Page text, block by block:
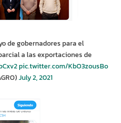
de gobernadores para el
a las exportaciones de
pic.twitter.com/KbO3zousBo
July 2, 2021